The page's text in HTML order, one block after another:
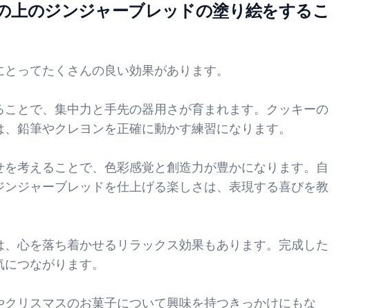
上のジンジャーブレッドの塗り絵をするこ
ってたくさんの良い効果があります。
とで、集中力と手先の器用さが育まれます。クッキーの
鉛筆やクレヨンを正確に動かす練習になります。
考えることで、色彩感覚と創造力が豊かになります。自
ジャーブレッドを仕上げる楽しさは、表現する喜びを教
心を落ち着かせるリラックス効果もあります。完成した
つながります。
リスマスのお菓子について興味を持つきっかけにもな